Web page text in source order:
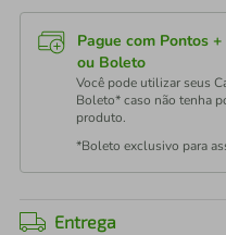
Pague com Pontos
ou Boleto
Você pode utilizar seus
Boleto* caso não tenha
produto.
*Boleto exclusivo para
Entrega